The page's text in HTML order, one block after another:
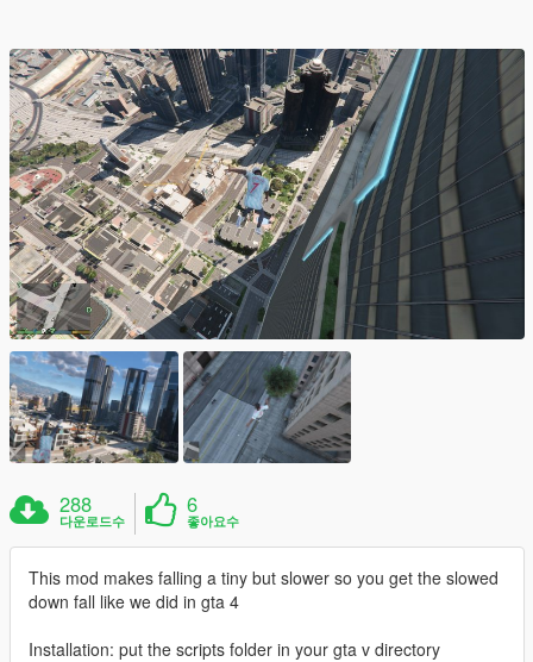
288
다운로드수
6
좋아요수
This mod makes falling a tiny but slower so you get the slowed
down fall like we did in gta 4
Installation: put the scripts folder in your gta v directory